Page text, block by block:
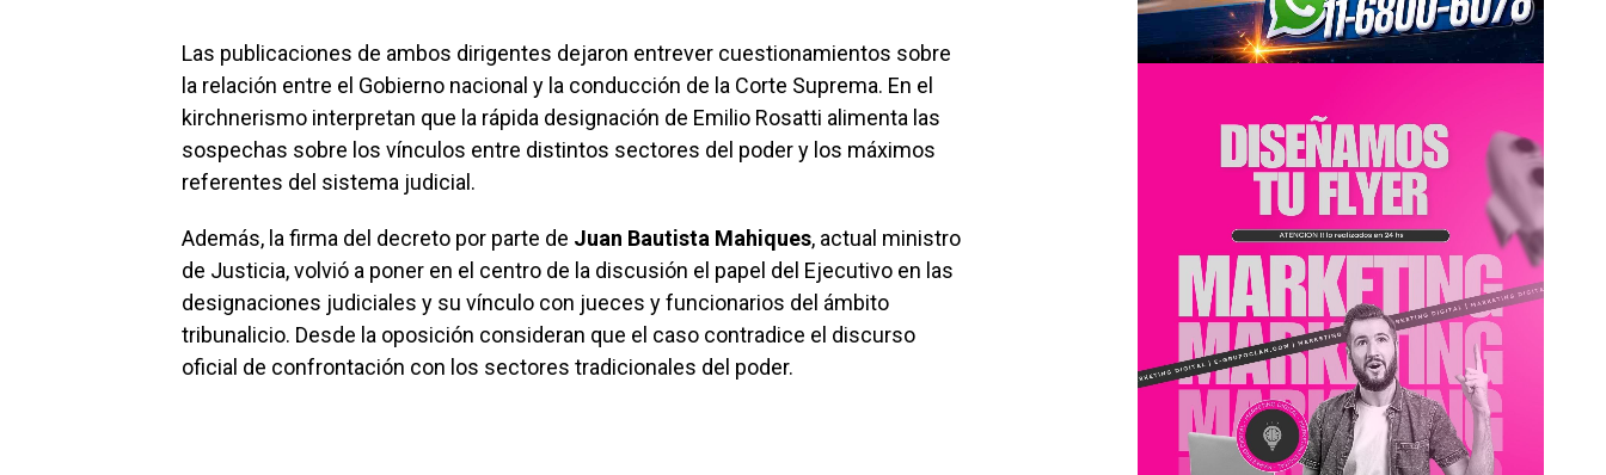
Las publicaciones de ambos dirigentes dejaron entrever cuestionamientos sobre
la relación entre el Gobierno nacional y la conducción de la Corte Suprema. En el
kirchnerismo interpretan que la rápida designación de Emilio Rosatti alimenta las
sospechas sobre los vínculos entre distintos sectores del poder y los máximos
referentes del sistema judicial.
Además, la firma del decreto por parte de Juan Bautista Mahiques, actual ministro
de Justicia, volvió a poner en el centro de la discusión el papel del Ejecutivo en las
designaciones judiciales y su vínculo con jueces y funcionarios del ámbito
tribunalicio. Desde la oposición consideran que el caso contradice el discurso
oficial de confrontación con los sectores tradicionales del poder.